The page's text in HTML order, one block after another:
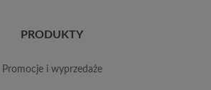
PRODUKTY
promocje i wyprzedaże